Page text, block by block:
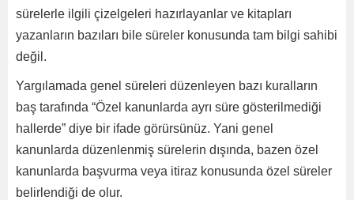
sürelerle ilgili çizelgeleri hazırlayanlar ve kitapları
yazanların bazıları bile süreler konusunda tam bilgi sahibi
değil.
Yargılamada genel süreleri düzenleyen bazı kuralların
baş tarafında “Özel kanunlarda ayrı süre gösterilmediği
hallerde” diye bir ifade görürsünüz. Yani genel
kanunlarda düzenlenmiş sürelerin dışında, bazen özel
kanunlarda başvurma veya itiraz konusunda özel süreler
belirlendiği de olur.